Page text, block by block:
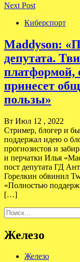
Next Post
Киберспорт
Maddyson:
депутата.
платформой,
принесет
пользы»
Вт Июл 12 , 2022
Стример, блогер и
поддержал идею о
прогнозистов и
и перчатки Илья
пост депутата ГД
Горелкин обвинил
«Полностью
[…]
Найти:
Железо
Железо